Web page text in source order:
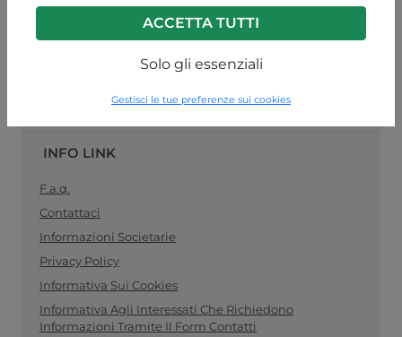
ACCETTA TUTTI
Solo gli essenziali
Gestisci le tue preferenze sui cookies
+39 0574 729286
info@fashionpo.it
Contattaci su WhatsApp
INFO LINK
F.a.q.
Contattaci
Informazioni Societarie
Privacy Policy
Informativa Sui Cookies
Informativa Agli Interessati Che Richiedono
Informazioni Tramite Il Form Contatti